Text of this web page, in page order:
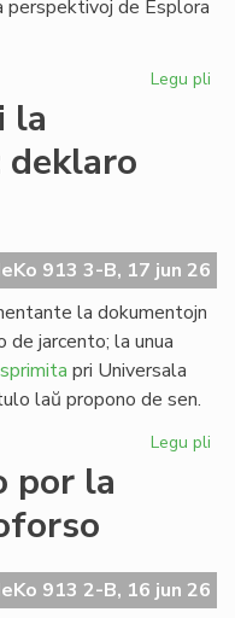
perspektivoj de Esplora
Legu pli
la
deklaro
913 3-B, 17 jun 26
la dokumentojn
de jarcento; la unua
pri Universala
laŭ propono de sen.
Legu pli
por la
913 2-B, 16 jun 26